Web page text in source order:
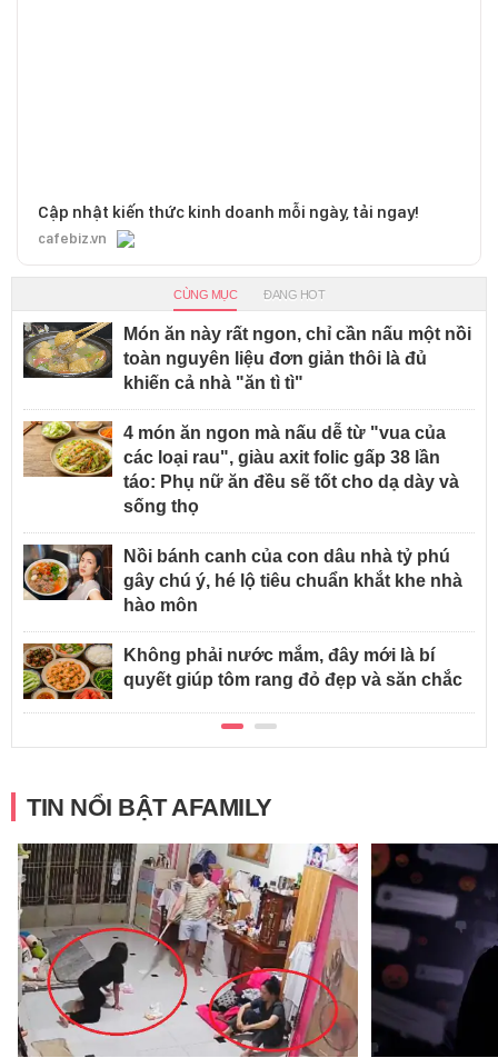
Cập nhật kiến thức kinh doanh mỗi ngày, tải ngay!
cafebiz.vn
CÙNG MỤC ĐANG HOT
Món ăn này rất ngon, chỉ cần nấu một nồi
toàn nguyên liệu đơn giản thôi là đủ
khiến cả nhà "ăn tì tì"
4 món ăn ngon mà nấu dễ từ "vua của
các loại rau", giàu axit folic gấp 38 lần
táo: Phụ nữ ăn đều sẽ tốt cho dạ dày và
sống thọ
Nồi bánh canh của con dâu nhà tỷ phú
gây chú ý, hé lộ tiêu chuẩn khắt khe nhà
hào môn
Không phải nước mắm, đây mới là bí
quyết giúp tôm rang đỏ đẹp và săn chắc
TIN NỔI BẬT AFAMILY